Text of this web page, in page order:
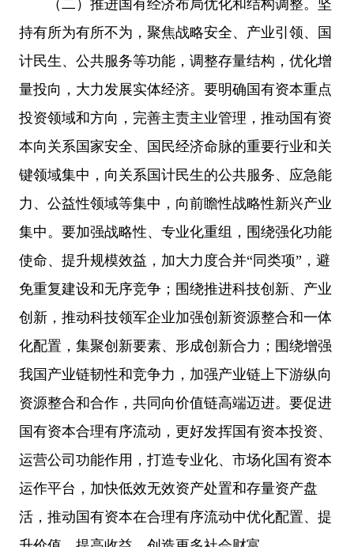
（二）推进国有经济布局优化和结构调整。坚
持有所为有所不为，聚焦战略安全、产业引领、国
计民生、公共服务等功能，调整存量结构，优化增
量投向，大力发展实体经济。要明确国有资本重点
投资领域和方向，完善主责主业管理，推动国有资
本向关系国家安全、国民经济命脉的重要行业和关
键领域集中，向关系国计民生的公共服务、应急能
力、公益性领域等集中，向前瞻性战略性新兴产业
集中。要加强战略性、专业化重组，围绕强化功能
使命、提升规模效益，加大力度合并“同类项”，避
免重复建设和无序竞争；围绕推进科技创新、产业
创新，推动科技领军企业加强创新资源整合和一体
化配置，集聚创新要素、形成创新合力；围绕增强
我国产业链韧性和竞争力，加强产业链上下游纵向
资源整合和合作，共同向价值链高端迈进。要促进
国有资本合理有序流动，更好发挥国有资本投资、
运营公司功能作用，打造专业化、市场化国有资本
运作平台，加快低效无效资产处置和存量资产盘
活，推动国有资本在合理有序流动中优化配置、提